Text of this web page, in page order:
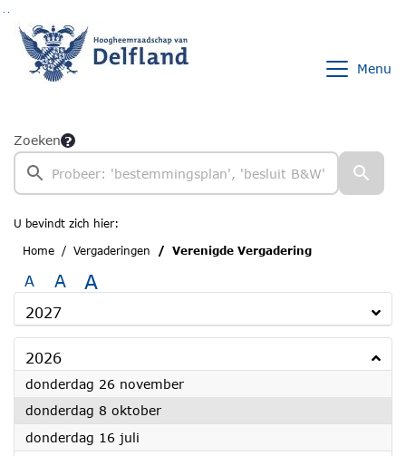
Menu
Zoeken
U bevindt zich hier:
Home
Vergaderingen Verenigde Vergadering
A A A
2027
2026
donderdag 26 november2026
donderdag 8 oktober2026
donderdag 16 juli